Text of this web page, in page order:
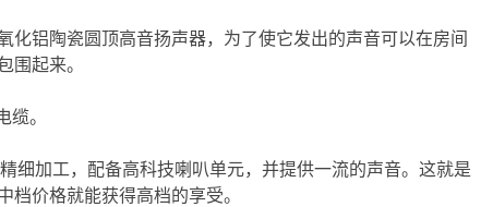
化铝陶瓷圆顶高音扬声器，为了使它发出的声音可以在房间
围起来。
。
细加工，配备高科技喇叭单元，并提供一流的声音。这就是
价格就能获得高档的享受。